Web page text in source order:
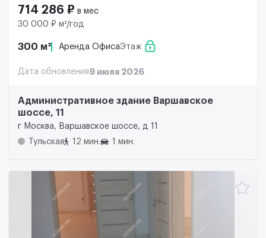
714 286 ₽ в мес
30 000 ₽ м²/год
300 м² Аренда ОфисаЭтаж
Дата обновления9 июля 2026
Административное здание Варшавское
шоссе, 11
г Москва, Варшавское шоссе, д 11
Тульская
12 мин. 1 мин.